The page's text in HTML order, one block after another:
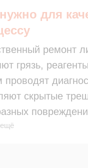
экономии денег,
сервисе в
ли и как лучше
для
ремонт
грязь,
проводят
скрытые
аргоновую